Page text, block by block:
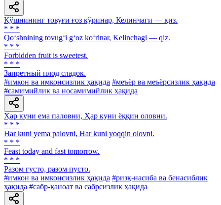
Қўшнининг товуғи ғоз кўринар, Келинчаги — қиз.
* * *
Qo‘shnining tovug‘i g‘oz ko‘rinar, Kelinchagi — qiz.
* * *
Forbidden fruit is sweetest.
* * *
Запретный плод сладок.
#имкон ва имконсизлик ҳақида #меъёр ва меъёрсизлик ҳақида
#самимийлик ва носамимийлик ҳақида
Ҳар куни ема паловни, Ҳар куни ёққин оловни.
* * *
Har kuni yema palovni, Har kuni yoqqin olovni.
* * *
Feast today and fast tomorrow.
* * *
Разом густо, разом пусто.
#имкон ва имконсизлик ҳақида #ризқ-насиба ва бенасиблик
ҳақида #сабр-қаноат ва сабрсизлик ҳақида